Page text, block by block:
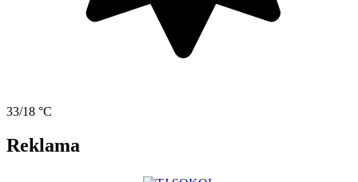
33/18 °C
Reklama